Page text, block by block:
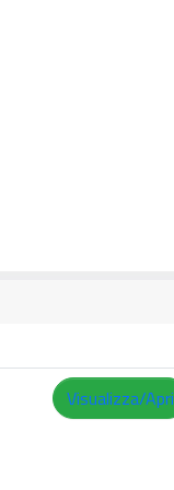
Visualizza/Apri